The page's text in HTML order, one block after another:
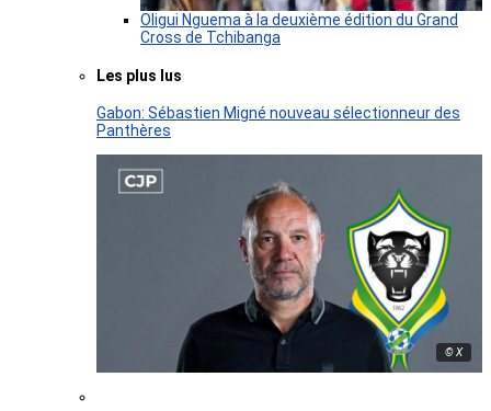
Oligui Nguema à la deuxième édition du Grand
Cross de Tchibanga
Les plus lus
Gabon: Sébastien Migné nouveau sélectionneur des
Panthères
© X